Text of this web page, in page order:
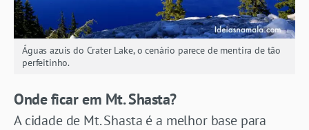
Águas azuis do Crater Lake, o cenário parece de mentira de tão
perfeitinho.
Onde ficar em Mt. Shasta?
A cidade de Mt. Shasta é a melhor base para